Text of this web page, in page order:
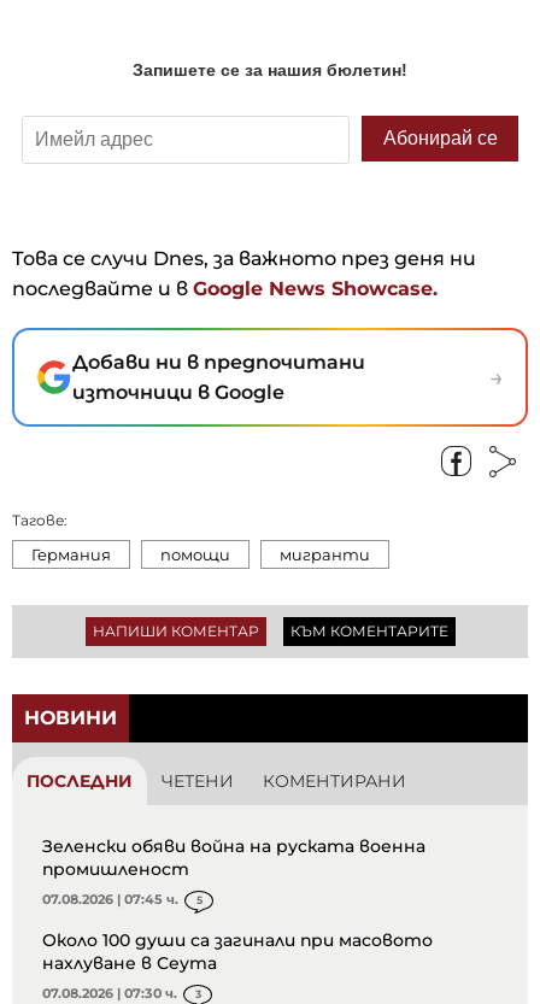
Това се случи Dnes, за важното през деня ни
последвайте и в Google News Showcase.
Добави ни в предпочитани
източници в Google
→
Тагове:
Германия помощи мигранти
НАПИШИ КОМЕНТАР КЪМ КОМЕНТАРИТЕ
НОВИНИ
ПОСЛЕДНИ ЧЕТЕНИ КОМЕНТИРАНИ
Зеленски обяви война на руската военна
промишленост
07.08.2026 | 07:45 ч. 5
Около 100 души са загинали при масовото
нахлуване в Сеута
07.08.2026 | 07:30 ч. 3